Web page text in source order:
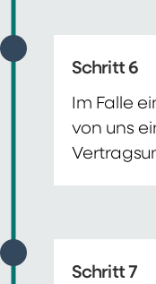
Schritt 6
Im Falle
von uns
Schritt 7